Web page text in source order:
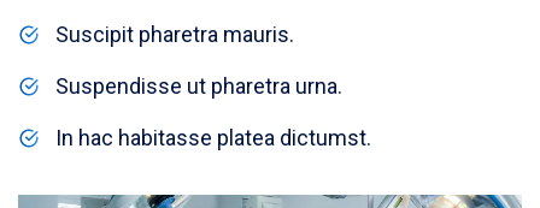
Suscipit pharetra mauris.
Suspendisse ut pharetra urna.
In hac habitasse platea dictumst.